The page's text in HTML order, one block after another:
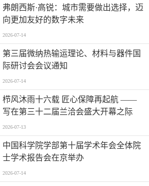
弗朗西斯·高锐：城市需要做出选择，迈
向更加友好的数字未来
2026-07-14
第三届微纳热输运理论、材料与器件国
际研讨会会议通知
2026-07-14
栉风沐雨十六载 匠心保障再起航 ——
写在第三十二届兰洽会盛大开幕之际
2026-07-13
中国科学院学部第十届学术年会全体院
士学术报告会在京举办
2026-07-14